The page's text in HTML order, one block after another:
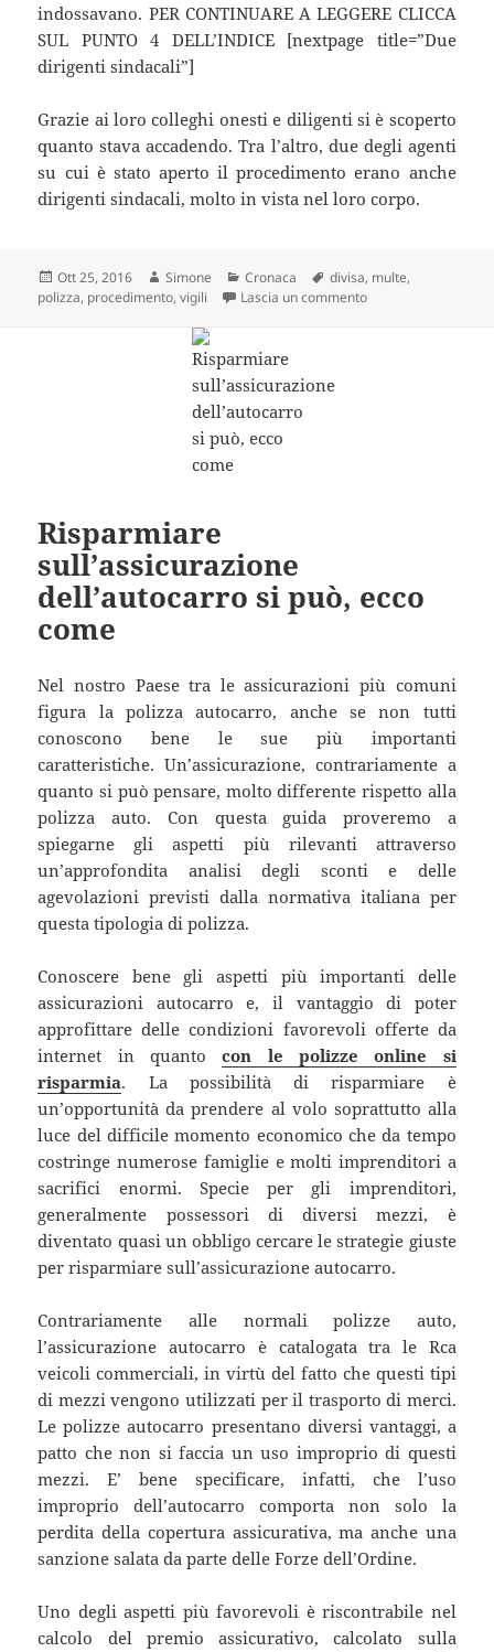
indossavano. PER CONTINUARE A LEGGERE CLICCA
SUL PUNTO 4 DELL’INDICE [nextpage title=”Due
dirigenti sindacali”]
Grazie ai loro colleghi onesti e diligenti si è scoperto
quanto stava accadendo. Tra l’altro, due degli agenti
su cui è stato aperto il procedimento erano anche
dirigenti sindacali, molto in vista nel loro corpo.
Scritto
il
Ott 25, 2016 Autore
Simone Categorie
Cronaca Tag
divisa, multe,
polizza, procedimento,vigili Lascia un commentosu Multano le auto
Risparmiare
sull’assicurazione
dell’autocarro si può, ecco
come
Nel nostro Paese tra le assicurazioni più comuni
figura la polizza autocarro, anche se non tutti
conoscono bene le sue più importanti
caratteristiche. Un’assicurazione, contrariamente a
quanto si può pensare, molto differente rispetto alla
polizza auto. Con questa guida proveremo a
spiegarne gli aspetti più rilevanti attraverso
un’approfondita analisi degli sconti e delle
agevolazioni previsti dalla normativa italiana per
questa tipologia di polizza.
Conoscere bene gli aspetti più importanti delle
assicurazioni autocarro e, il vantaggio di poter
approfittare delle condizioni favorevoli offerte da
internet in quantocon le polizze online si
risparmia. La possibilità di risparmiare è
un’opportunità da prendere al volo soprattutto alla
luce del difficile momento economico che da tempo
costringe numerose famiglie e molti imprenditori a
sacrifici enormi. Specie per gli imprenditori,
generalmente possessori di diversi mezzi, è
diventato quasi un obbligo cercare le strategie giuste
per risparmiare sull’assicurazione autocarro.
Contrariamente alle normali polizze auto,
l’assicurazione autocarro è catalogata tra le Rca
veicoli commerciali, in virtù del fatto che questi tipi
di mezzi vengono utilizzati per il trasporto di merci.
Le polizze autocarro presentano diversi vantaggi, a
patto che non si faccia un uso improprio di questi
mezzi. E’ bene specificare, infatti, che l’uso
improprio dell’autocarro comporta non solo la
perdita della copertura assicurativa, ma anche una
sanzione salata da parte delle Forze dell’Ordine.
Uno degli aspetti più favorevoli è riscontrabile nel
calcolo del premio assicurativo, calcolato sulla